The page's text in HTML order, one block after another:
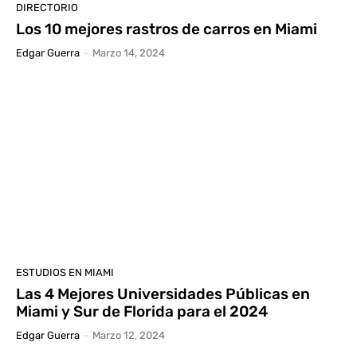
DIRECTORIO
Los 10 mejores rastros de carros en Miami
Edgar Guerra - Marzo 14, 2024
ESTUDIOS EN MIAMI
Las 4 Mejores Universidades Públicas en
Miami y Sur de Florida para el 2024
Edgar Guerra - Marzo 12, 2024